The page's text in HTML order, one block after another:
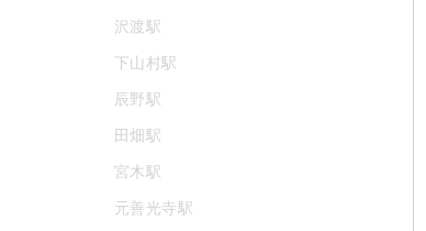
沢渡駅
下山村駅
辰野駅
田畑駅
宮木駅
元善光寺駅